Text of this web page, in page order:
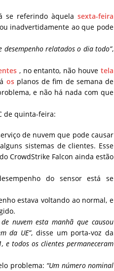
se referindo àquelasexta-feira
inadvertidamente ao que pode
desempenho relatados o dia todo”,
, no entanto, não houvetela
osplanos de fim de semana de
e não há nada com que
de quinta-feira:
de nuvem que pode causar
sistemas de clientes. Esse
CrowdStrike Falcon ainda estão
do sensor está se
estava voltando ao normal, e
nuvem esta manhã que causou
da UE”, disse um porta-voz da
e todos os clientes permaneceram
problema: “Um número nominal